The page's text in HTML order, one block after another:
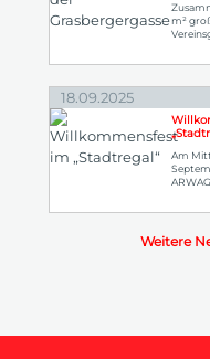
m²
18.09.2025
Am
Weitere